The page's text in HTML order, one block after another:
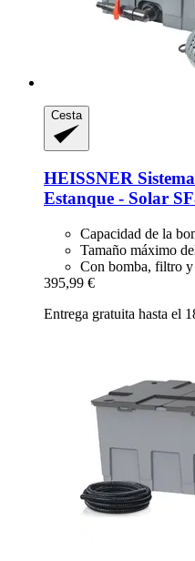
Cesta
HEISSNER
Estanque -​ Solar
Capacidad de la
Tamaño máximo
Con bomba, filtro
395,99 €
Entrega gratuita hasta el